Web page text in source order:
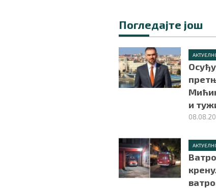
Погледајте још
и